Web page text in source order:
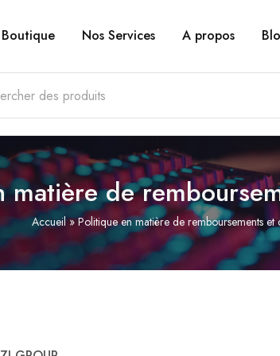
Boutique Nos Services A propos
Accueil»Politique en matière de remboursements et
matière de